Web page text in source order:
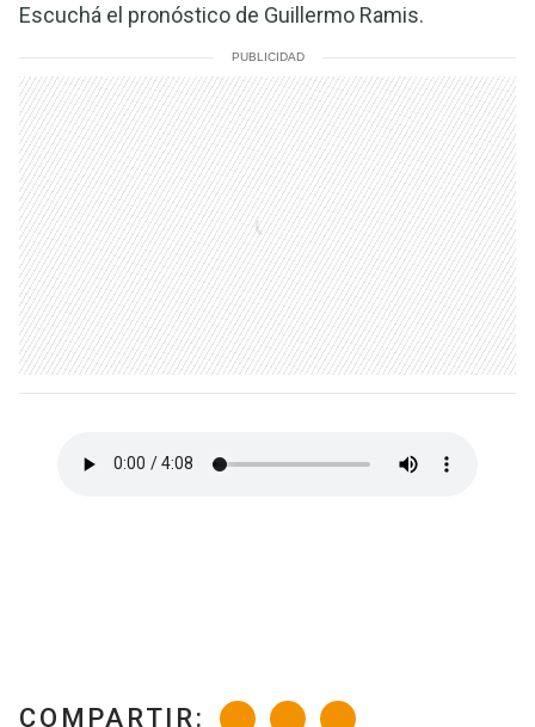
Escuchá el pronóstico de Guillermo Ramis.
PUBLICIDAD
COMPARTIR: